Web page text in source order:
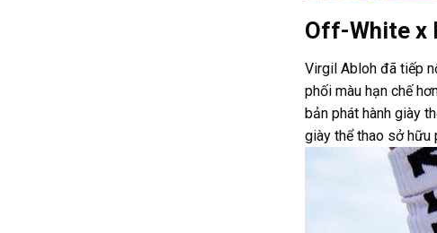
Off-White x
Virgil Abloh đã tiếp
phối màu hạn chế
bản phát hành giày
giày thể thao sở hữu